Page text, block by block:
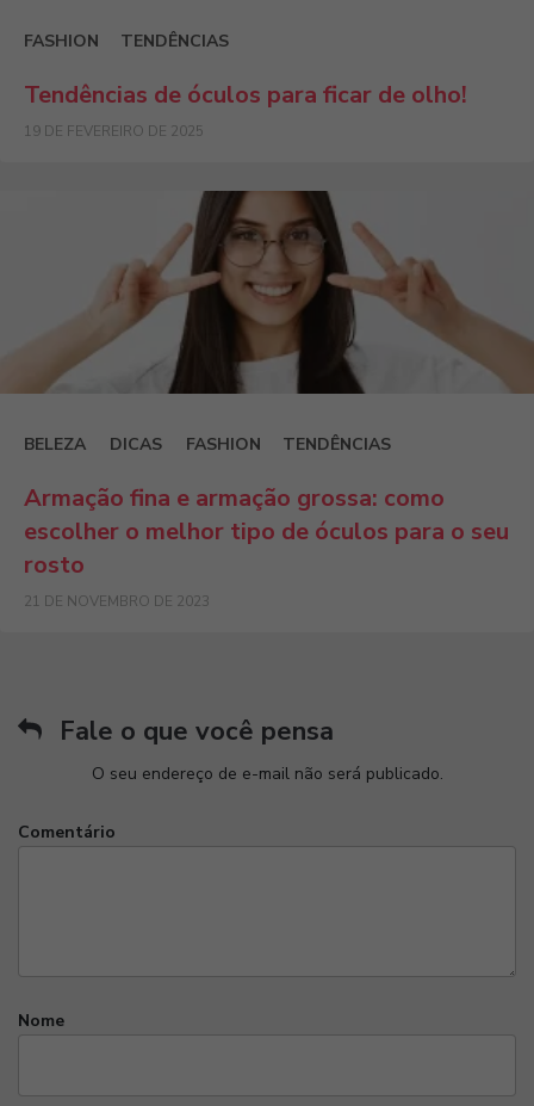
FASHION TENDÊNCIAS
Tendências de óculos para ficar de olho!
19 DE FEVEREIRO DE 2025
BELEZA DICAS FASHION TENDÊNCIAS
Armação fina e armação grossa: como
escolher o melhor tipo de óculos para o seu
rosto
21 DE NOVEMBRO DE 2023
Fale o que você pensa
O seu endereço de e-mail não será publicado.
Nome
Comentário